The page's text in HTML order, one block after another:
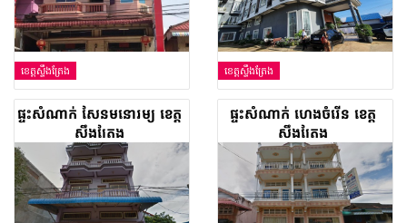
ខេត្តស្ទឹងត្រែង ខេត្តស្ទឹងត្រែង
ផ្ទះសំណាក់ សែនមនោរម្យ ខេត្ត
ស្ទឹងត្រែង
ផ្ទះ​សំណាក់ ហេង​ចំរើន ខេត្ត
ស្ទឹងត្រែង